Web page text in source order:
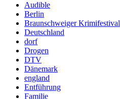
Audible
Berlin
Braunschweiger Krimifestival
Deutschland
dorf
Drogen
DTV
Dänemark
england
Entführung
Familie